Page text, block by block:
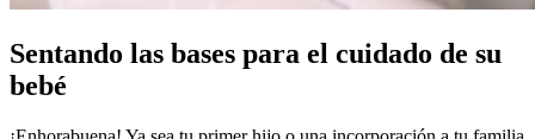
Sentando las bases para el cuidado de su
bebé